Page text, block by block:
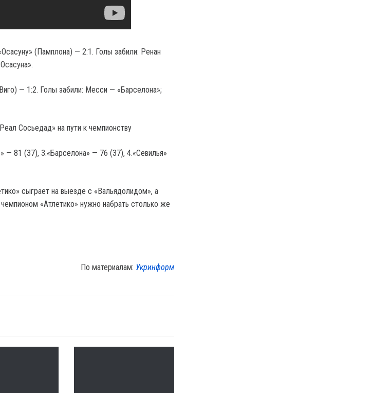
(Памплона) — 2:1. Голы забили: Ренан
— 1:2. Голы забили: Месси — «Барселона»;
Сосьедад» на пути к чемпионству
— 81 (37), 3.«Барселона» — 76 (37), 4.«Севилья»
сыграет на выезде с «Вальядолидом», а
«Атлетико» нужно набрать столько же
По материалам: Укринформ